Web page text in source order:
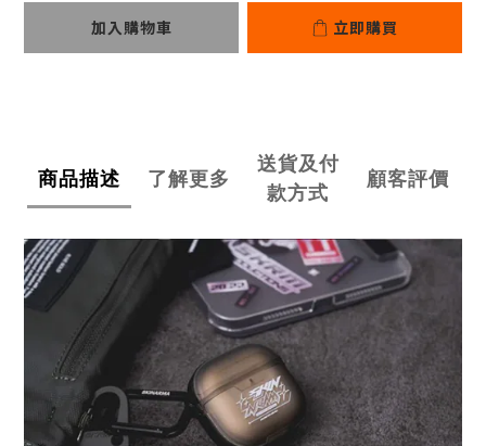
加入購物車 立即購買
商品描述 了解更多
送貨及付
款方式
顧客評價